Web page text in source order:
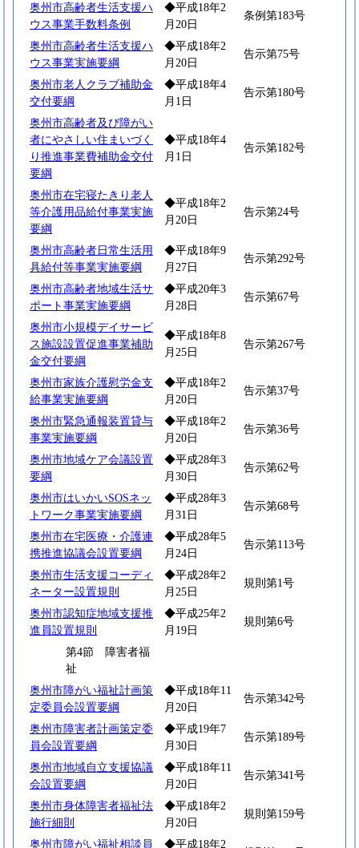
奥州市高齢者生活支援ハ
ウス事業手数料条例
◆平成18年2
月20日
条例第183号
奥州市高齢者生活支援ハ
ウス事業実施要綱
◆平成18年2
月20日
告示第75号
奥州市老人クラブ補助金
交付要綱
◆平成18年4
月1日
告示第180号
奥州市高齢者及び障がい
者にやさしい住まいづく
り推進事業費補助金交付
要綱
◆平成18年4
月1日
告示第182号
奥州市在宅寝たきり老人
等介護用品給付事業実施
要綱
◆平成18年2
月20日
告示第24号
奥州市高齢者日常生活用
具給付等事業実施要綱
◆平成18年9
月27日
告示第292号
奥州市高齢者地域生活サ
ポート事業実施要綱
◆平成20年3
月28日
告示第67号
奥州市小規模デイサービ
ス施設設置促進事業補助
金交付要綱
◆平成18年8
月25日
告示第267号
奥州市家族介護慰労金支
給事業実施要綱
◆平成18年2
月20日
告示第37号
奥州市緊急通報装置貸与
事業実施要綱
◆平成18年2
月20日
告示第36号
奥州市地域ケア会議設置
要綱
◆平成28年3
月30日
告示第62号
奥州市はいかいSOSネッ
トワーク事業実施要綱
◆平成28年3
月31日
告示第68号
奥州市在宅医療・介護連
携推進協議会設置要綱
◆平成28年5
月24日
告示第113号
奥州市生活支援コーディ
ネーター設置規則
◆平成28年2
月25日
規則第1号
奥州市認知症地域支援推
進員設置規則
◆平成25年2
月19日
規則第6号
第4節 障害者福
祉
奥州市障がい福祉計画策
定委員会設置要綱
◆平成18年11
月20日
告示第342号
奥州市障害者計画策定委
員会設置要綱
◆平成19年7
月30日
告示第189号
奥州市地域自立支援協議
会設置要綱
◆平成18年11
月20日
告示第341号
奥州市身体障害者福祉法
施行細則
◆平成18年2
月20日
規則第159号
奥州市障がい福祉相談員 ◆平成18年2